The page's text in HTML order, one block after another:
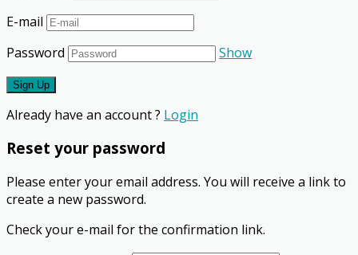
E-mail
Password
Show
Already have an account ? Login
Reset your password
Please enter your email address. You will receive a link to
create a new password.
Check your e-mail for the confirmation link.